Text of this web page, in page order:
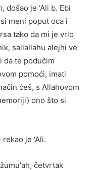
došao je ‘Ali b. Ebi
meni poput oca i
tako da mi je vrlo
sallallahu alejhi ve
da te podučim
pomoći, imati
ćeš, s Allahovom
ono što si
je ‘Ali.
četvrtak